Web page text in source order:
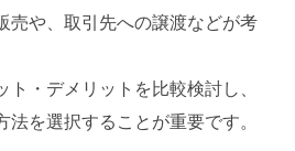
売や、取引先への譲渡などが考
ト・デメリットを比較検討し、
法を選択することが重要です。